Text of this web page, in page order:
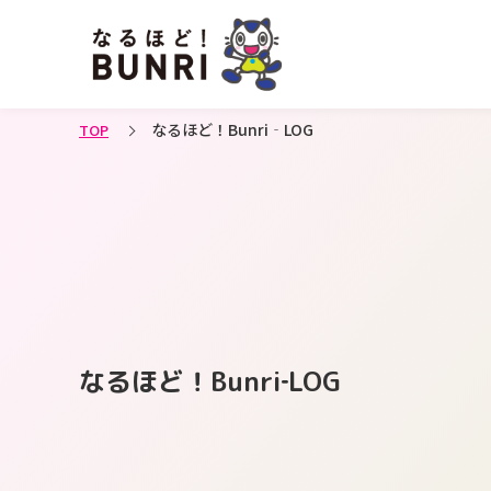
TOP なるほど！Bunri‐LOG
なるほど！Bunri‐LOG